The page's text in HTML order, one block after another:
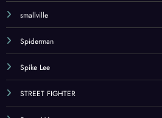
smallville
Spiderman
Spike Lee
STREET FIGHTER